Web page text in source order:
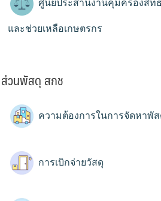
ศูนย์ประสานงานคุ้มครองสิทธิ
และช่วยเหลือเกษตรกร
ส่วนพัสดุ สกช
ความต้องการในการจัดหาพั
การเบิกจ่ายวัสดุ